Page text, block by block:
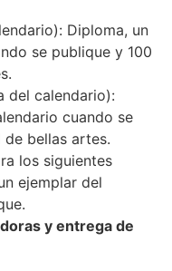
Diploma, un
se publique y 100
del calendario):
cuando se
bellas artes.
los siguientes
ejemplar del
y entrega de